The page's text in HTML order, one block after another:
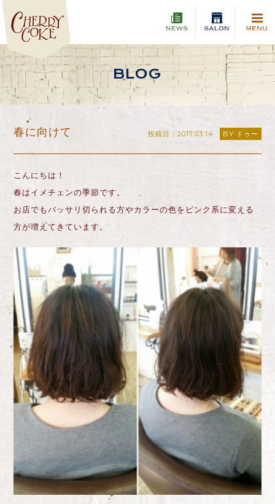
BLOG
春に向けて 投稿日：2017.03.14 BY ドゥー
こんにちは！
春はイメチェンの季節です。
お店でもバッサリ切られる方やカラーの色をピンク系に変える
方が増えてきています。